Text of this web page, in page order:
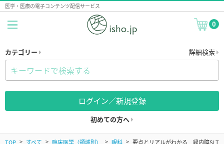
医学・医療の電子コンテンツ配信サービス
0
カテゴリー 詳細検索
ログイン／新規登録
初めての方へ
TOP すべて 臨床医学（領域別） 眼科
要点とリアルがわかる 緑内障SLT